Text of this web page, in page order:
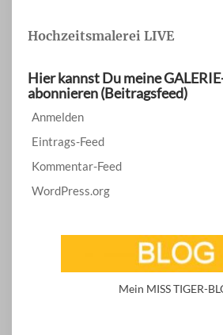
Hochzeitsmalerei LIVE
Hier kannst Du meine
abonnieren (Beitragsfeed)
Anmelden
Eintrags-Feed
Kommentar-Feed
WordPress.org
Mein MISS TIGER-